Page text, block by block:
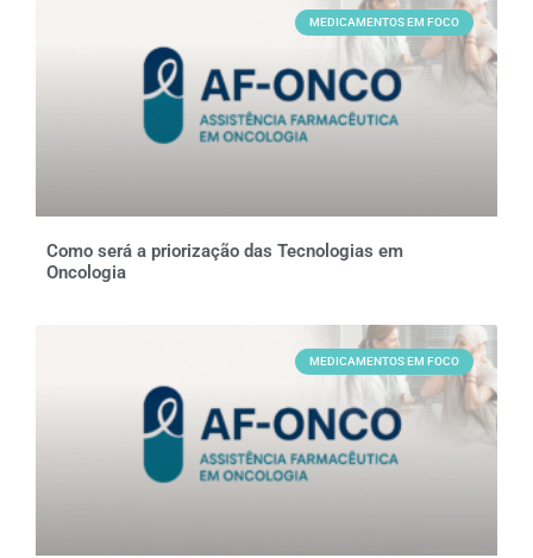
MEDICAMENTOS EM FOCO
Como será a priorização das Tecnologias em
Oncologia
MEDICAMENTOS EM FOCO